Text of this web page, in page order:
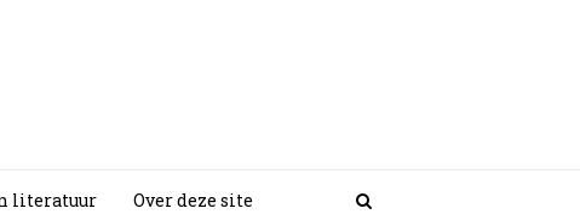
literatuur Over deze site